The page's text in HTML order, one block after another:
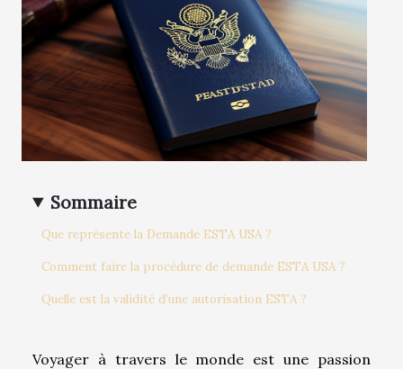
Sommaire
Que représente la Demande ESTA USA ?
Comment faire la procédure de demande ESTA USA ?
Quelle est la validité d’une autorisation ESTA ?
Voyager à travers le monde est une passion